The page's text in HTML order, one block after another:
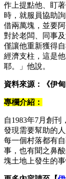
作上提點他、盯
時，就服員協助
借兩萬塊，並要
對於老闆、同事
僅讓他重新獲得
經濟支柱，這是
耶。」他說。
資料來源：《伊
專欄介紹：
自1983年7月創
發現需要幫助的
每一個村落都有
事，也有聞之鼻
塊土地上發生的